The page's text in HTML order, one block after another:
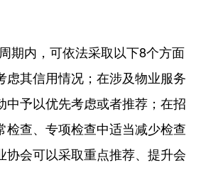
内，可依法采取以下8个方面
其信用情况；在涉及物业服务
予以优先考虑或者推荐；在招
查、专项检查中适当减少检查
会可以采取重点推荐、提升会